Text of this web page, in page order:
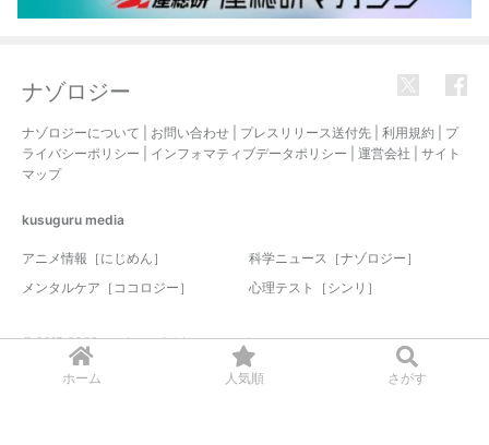
ホーム 人気順 さがす
ナゾロジー
ナゾロジーについて お問い合わせ プレスリリース送付先 利用規約
プ
ライバシーポリシー
インフォマティブデータポリシー 運営会社
サイト
マップ
kusuguru media
アニメ情報［にじめん］
科学ニュース［ナゾロジー］
メンタルケア［ココロジー］
心理テスト［シンリ］
© 2017-2026 nazology. all rights reserved.